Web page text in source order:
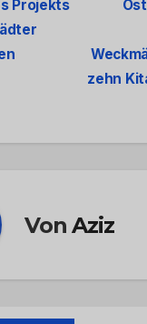
zehn
Projekts
VonAziz